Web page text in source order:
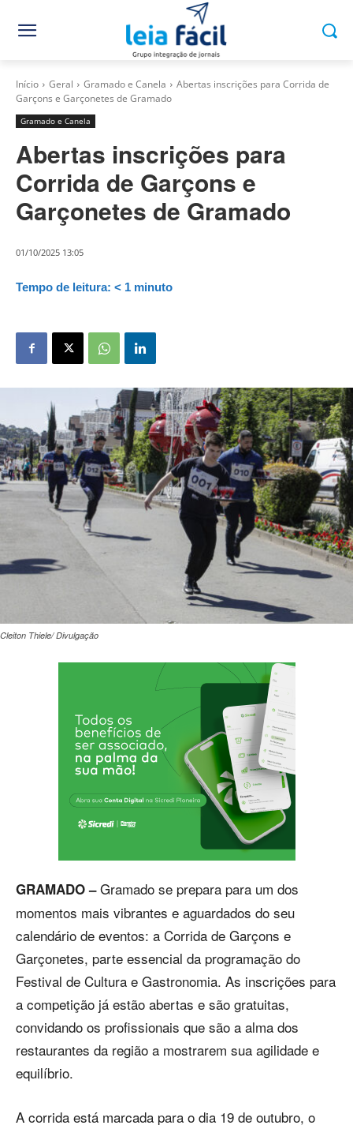
Início Geral Gramado e Canela
Abertas inscrições para Corrida de
Garçons e Garçonetes de Gramado
Gramado e Canela
Abertas inscrições para
Corrida de Garçons e
Garçonetes de Gramado
01/10/2025 13:05
Tempo de leitura: < 1 minuto
Cleiton Thiele/ Divulgação
GRAMADO –Gramado se prepara para um dos
momentos mais vibrantes e aguardados do seu
calendário de eventos: a Corrida de Garçons e
Garçonetes, parte essencial da programação do
Festival de Cultura e Gastronomia. As inscrições para
a competição já estão abertas e são gratuitas,
convidando os profissionais que são a alma dos
restaurantes da região a mostrarem sua agilidade e
equilíbrio.
A corrida está marcada para o dia 19 de outubro, o